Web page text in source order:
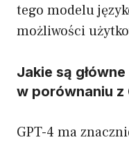
tego modelu
możliwości
Jakie są
w porównaniu z
GPT-4 ma